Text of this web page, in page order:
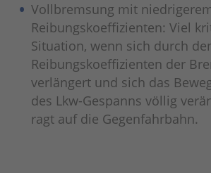
Vollbremsung mit
Reibungskoeffizienten: Viel
Situation, wenn sich durch
Reibungskoeffizienten der
verlängert und sich das
des Lkw-Gespanns völlig
ragt auf die Gegenfahrbahn.